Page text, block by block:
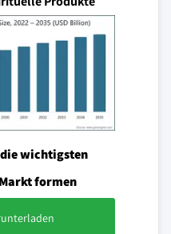
wichtigsten
formen